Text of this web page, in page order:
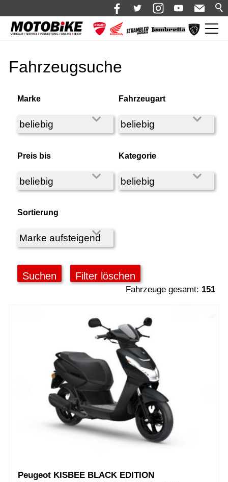
Shop 🛒
Neufahrzeuge
Service
Karriere bei Motobike.de
Probefahrt vereinbaren
Inhaltsverzeichnis
Gebrauchtwagen-Verkaufsbedingungen
Über uns
Anfahrt & Routenplaner
Fahrzeugsuche
Marke Fahrzeugart
Preis bis Kategorie
Sortierung
Fahrzeuge gesamt: 151
Peugeot KISBEE BLACK EDITION